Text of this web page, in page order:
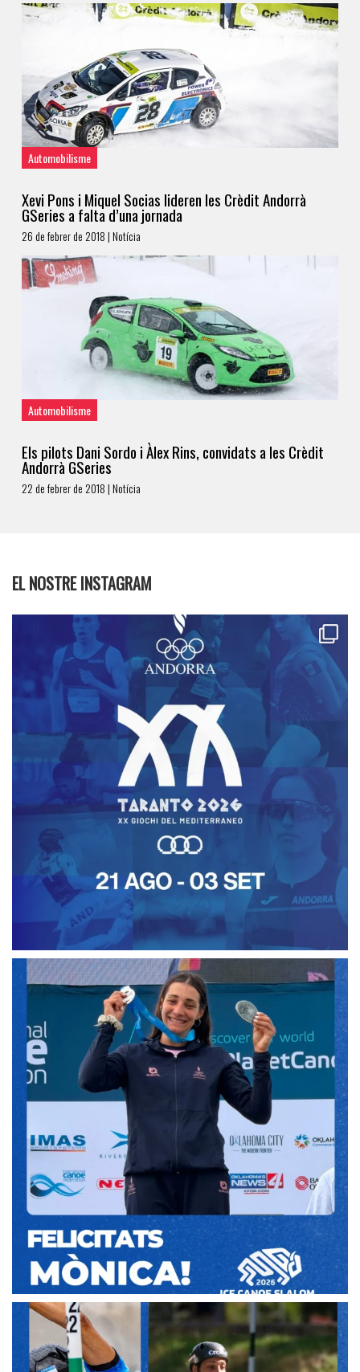
Automobilisme
Xevi Pons i Miquel Socias lideren les Crèdit Andorrà
GSeries a falta d’una jornada
26 de febrer de 2018 | Notícia
Automobilisme
Els pilots Dani Sordo i Àlex Rins, convidats a les Crèdit
Andorrà GSeries
22 de febrer de 2018 | Notícia
EL NOSTRE INSTAGRAM